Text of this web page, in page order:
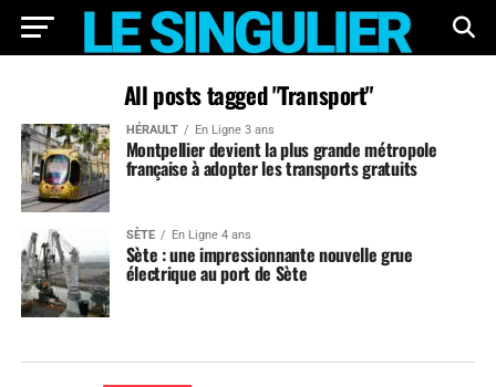
All posts tagged "Transport"
HÉRAULT En Ligne 3 ans
Montpellier devient la plus grande métropole
française à adopter les transports gratuits
SÈTE En Ligne 4 ans
Sète : une impressionnante nouvelle grue
électrique au port de Sète